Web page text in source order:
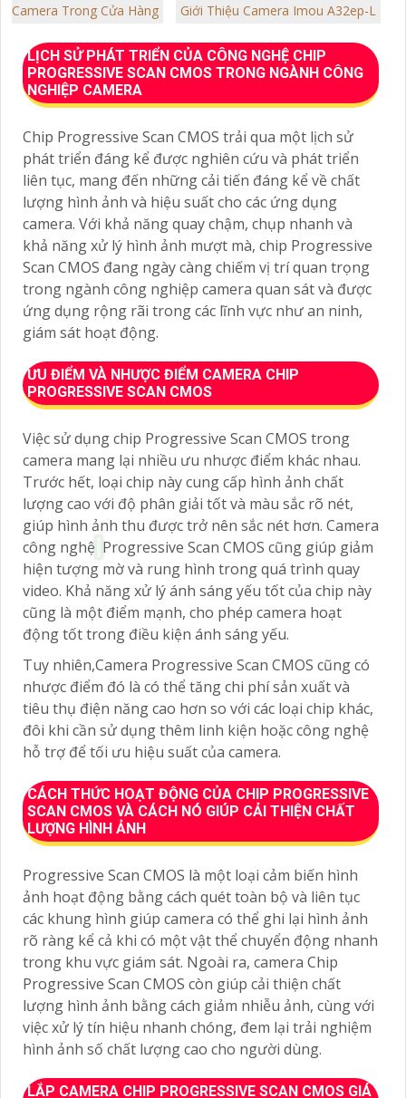
Camera Trong Cửa Hàng
Giới Thiệu Camera Imou A32ep-L
LỊCH SỬ PHÁT TRIỂN CỦA CÔNG NGHỆ CHIP
PROGRESSIVE SCAN CMOS TRONG NGÀNH CÔNG
NGHIỆP CAMERA
Chip Progressive Scan CMOS trải qua một lịch sử
phát triển đáng kể được nghiên cứu và phát triển
liên tục, mang đến những cải tiến đáng kể về chất
lượng hình ảnh và hiệu suất cho các ứng dụng
camera. Với khả năng quay chậm, chụp nhanh và
khả năng xử lý hình ảnh mượt mà, chip Progressive
Scan CMOS đang ngày càng chiếm vị trí quan trọng
trong ngành công nghiệp camera quan sát và được
ứng dụng rộng rãi trong các lĩnh vực như an ninh,
giám sát hoạt động.
ƯU ĐIỂM VÀ NHƯỢC ĐIỂM CAMERA CHIP
PROGRESSIVE SCAN CMOS
Việc sử dụng chip Progressive Scan CMOS trong
camera mang lại nhiều ưu nhược điểm khác nhau.
Trước hết, loại chip này cung cấp hình ảnh chất
lượng cao với độ phân giải tốt và màu sắc rõ nét,
giúp hình ảnh thu được trở nên sắc nét hơn. Camera
công nghệ Progressive Scan CMOS cũng giúp giảm
hiện tượng mờ và rung hình trong quá trình quay
video. Khả năng xử lý ánh sáng yếu tốt của chip này
cũng là một điểm mạnh, cho phép camera hoạt
động tốt trong điều kiện ánh sáng yếu.
Tuy nhiên,Camera Progressive Scan CMOS cũng có
nhược điểm đó là có thể tăng chi phí sản xuất và
tiêu thụ điện năng cao hơn so với các loại chip khác,
đôi khi cần sử dụng thêm linh kiện hoặc công nghệ
hỗ trợ để tối ưu hiệu suất của camera.
CÁCH THỨC HOẠT ĐỘNG CỦA CHIP PROGRESSIVE
SCAN CMOS VÀ CÁCH NÓ GIÚP CẢI THIỆN CHẤT
LƯỢNG HÌNH ẢNH
Progressive Scan CMOS là một loại cảm biến hình
ảnh hoạt động bằng cách quét toàn bộ và liên tục
các khung hình giúp camera có thể ghi lại hình ảnh
rõ ràng kể cả khi có một vật thể chuyển động nhanh
trong khu vực giám sát. Ngoài ra, camera Chip
Progressive Scan CMOS còn giúp cải thiện chất
lượng hình ảnh bằng cách giảm nhiễu ảnh, cùng với
việc xử lý tín hiệu nhanh chóng, đem lại trải nghiệm
hình ảnh số chất lượng cao cho người dùng.
LẮP CAMERA CHIP PROGRESSIVE SCAN CMOS GIÁ